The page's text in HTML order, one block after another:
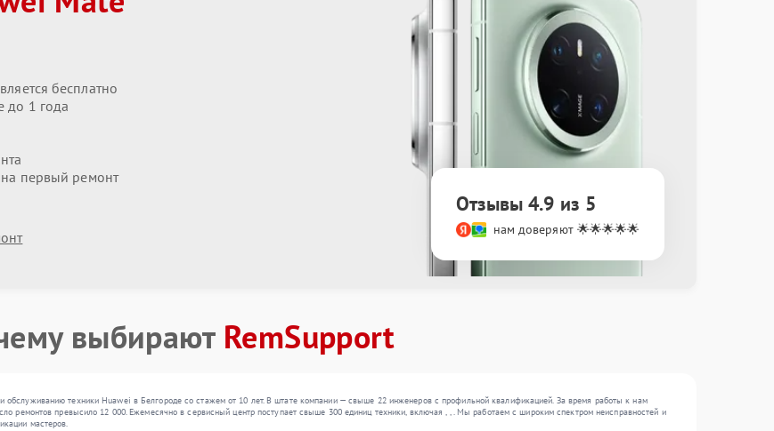
бесплатно
до 1 года
на первый ремонт
Отзывы 4.9 из 5
нам доверяют 🌟🌟🌟🌟🌟
выбирают RemSupport
обслуживанию техники Huawei в Белгороде со стажем от 10 лет. В штате компании — свыше 22 инженеров с профильной квалификацией. За время работы к нам
ремонтов превысило 12 000. Ежемесячно в сервисный центр поступает свыше 300 единиц техники, включая , , . Мы работаем с широким спектром неисправностей и
мастеров.